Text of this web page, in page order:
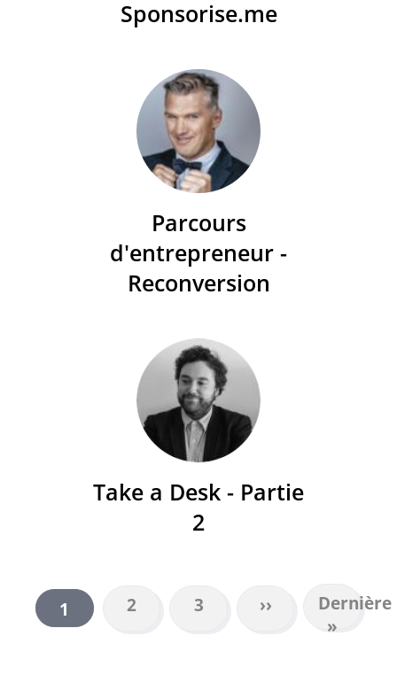
Sponsorise.me
Parcours
d'entrepreneur -
Reconversion
Take a Desk - Partie
2
PAGINATION
Page
courante
1 Page
2 Page
3
Page
suivante
››
Dernière
page
Dernière
»